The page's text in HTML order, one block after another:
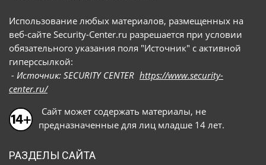
Использование любых материалов, размещенных на
веб-сайте Security-Center.ru разрешается при условии
обязательного указания поля "Источник" с активной
гиперссылкой:
- Источник: SECURITY CENTER https://www.security-
center.ru/
Сайт может содержать материалы, не
предназначенные для лиц младше 14 лет.
РАЗДЕЛЫ САЙТА